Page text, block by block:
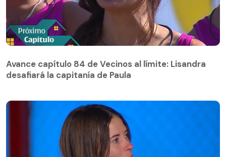
desafiará la capitanía de Paula
Avance capítulo 84 de Vecinos al límite: Lisandra
desafiará la capitanía de Paula